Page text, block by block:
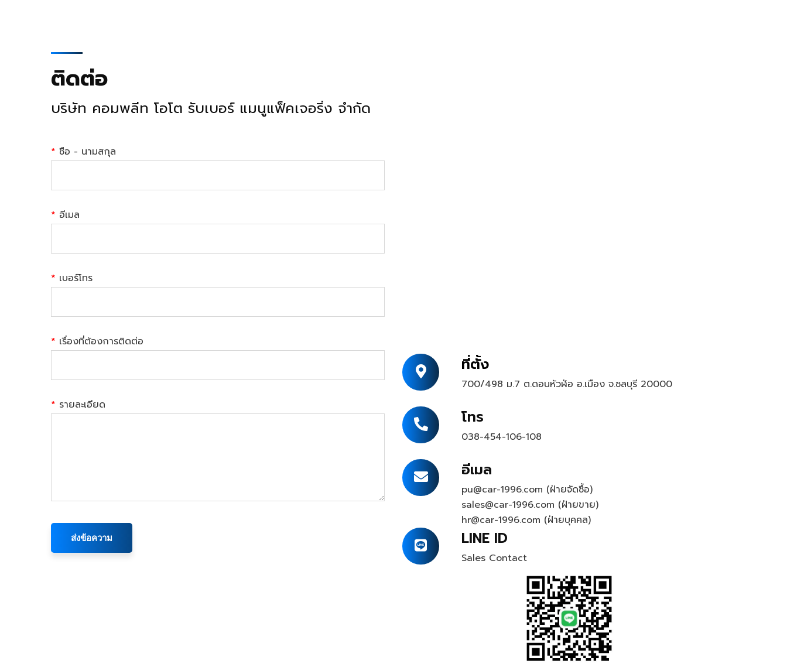
ติดต่อ
บริษัท คอมพลีท โอโต รับเบอร์ แมนูแฟ็คเจอริ่ง จำกัด
* ชือ - นามสกุล
* อีเมล
* เบอร์โทร
* เรื่องที่ต้องการติดต่อ
* รายละเอียด
ที่ตั้ง
700/498 ม.7 ต.ดอนหัวฬ่อ อ.เมือง จ.ชลบุรี 20000
โทร
038-454-106-108
อีเมล
pu@car-1996.com (ฝ่ายจัดซื้อ)
sales@car-1996.com (ฝ่ายขาย)
hr@car-1996.com (ฝ่ายบุคคล)
LINE ID
Sales Contact